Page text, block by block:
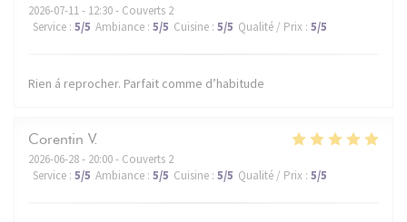
2026-07-11- 12:30 - Couverts 2
Service : 5/5 Ambiance : 5/5 Cuisine : 5/5 Qualité / Prix : 5/5
Rien á reprocher. Parfait comme d’habitude
Corentin V
2026-06-28- 20:00 - Couverts 2
Service : 5/5 Ambiance : 5/5 Cuisine : 5/5 Qualité / Prix : 5/5